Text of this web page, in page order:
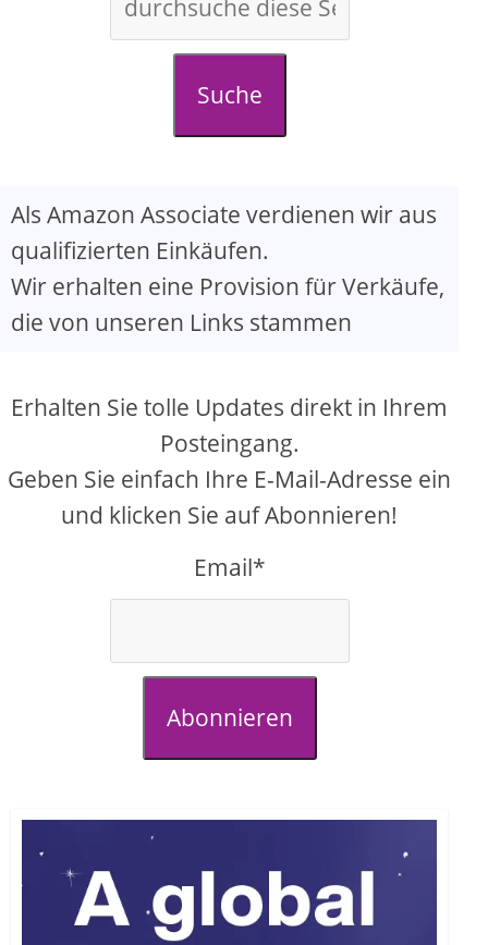
o
Suche
Als Amazon Associate verdienen wir aus
qualifizierten Einkäufen.
Wir erhalten eine Provision für Verkäufe,
die von unseren Links stammen
Erhalten Sie tolle Updates direkt in Ihrem
Posteingang.
Geben Sie einfach Ihre E-Mail-Adresse ein
und klicken Sie auf Abonnieren!
Email*
Abonnieren